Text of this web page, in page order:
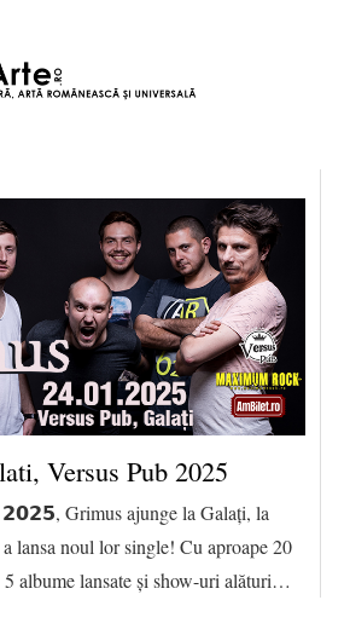
Versus Pub 2025
Grimus ajunge la Galați, la
lansa noul lor single! Cu aproape 20
5 albume lansate și show-uri alături…